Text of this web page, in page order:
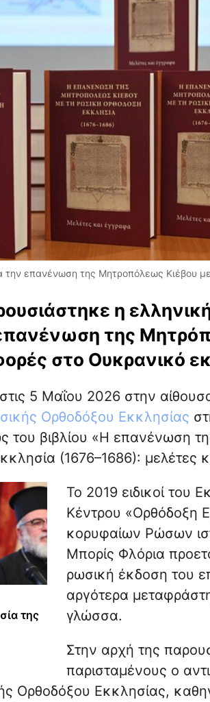
την επανένωση της Μητροπόλεως Κιέβου
η
της
στο Ουκρανικό
5 Μαΐου 2026 στην
Ορθοδόξου Εκκλησίας
του βιβλίου «Η επανένωση
(1676–1686): μελέτες
της
Το 2019 ειδικοί του
Κέντρου «Ορθόδοξη
κορυφαίων Ρώσων
Μπορίς Φλόρια
ρωσική έκδοση του
αργότερα
γλώσσα.
Στην αρχή της
παρισταμένους ο
Ορθοδόξου Εκκλησίας,